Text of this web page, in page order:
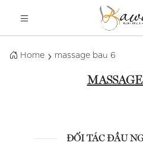
Home massage bau 6
ĐỐI TÁC ĐẦU